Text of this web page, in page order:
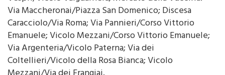
Caracciolo/Via Roma; Via Pannieri/Corso Vittorio
Emanuele; Vicolo Mezzani/Corso Vittorio Emanuele;
Via Argenteria/Vicolo Paterna; Via dei
Coltellieri/Vicolo della Rosa Bianca; Vicolo
Mezzani/Via dei Frangiai.